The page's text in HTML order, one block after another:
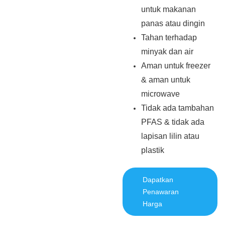
untuk makanan
panas atau dingin
Tahan terhadap
minyak dan air
Aman untuk freezer
& aman untuk
microwave
Tidak ada tambahan
PFAS & tidak ada
lapisan lilin atau
plastik
Dapatkan
Penawaran
Harga